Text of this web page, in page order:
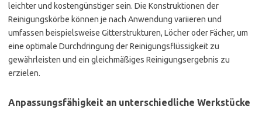
leichter und kostengünstiger sein. Die Konstruktionen der
Reinigungskörbe können je nach Anwendung variieren und
umfassen beispielsweise Gitterstrukturen, Löcher oder Fächer, um
eine optimale Durchdringung der Reinigungsflüssigkeit zu
gewährleisten und ein gleichmäßiges Reinigungsergebnis zu
erzielen.
Anpassungsfähigkeit an unterschiedliche Werkstücke